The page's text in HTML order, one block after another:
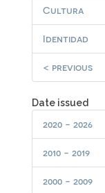
Cultura
Identidad
< previous
Date issued
2020 - 2026
2010 - 2019
2000 - 2009